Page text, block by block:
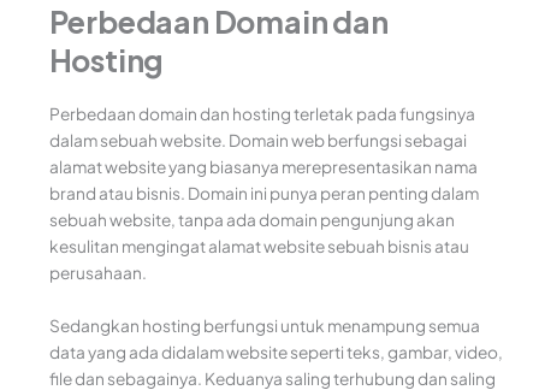
Perbedaan Domain dan
Hosting
Perbedaan domain dan hosting terletak pada fungsinya
dalam sebuah website. Domain web berfungsi sebagai
alamat website yang biasanya merepresentasikan nama
brand atau bisnis. Domain ini punya peran penting dalam
sebuah website, tanpa ada domain pengunjung akan
kesulitan mengingat alamat website sebuah bisnis atau
perusahaan.
Sedangkan hosting berfungsi untuk menampung semua
data yang ada didalam website seperti teks, gambar, video,
file dan sebagainya. Keduanya saling terhubung dan saling